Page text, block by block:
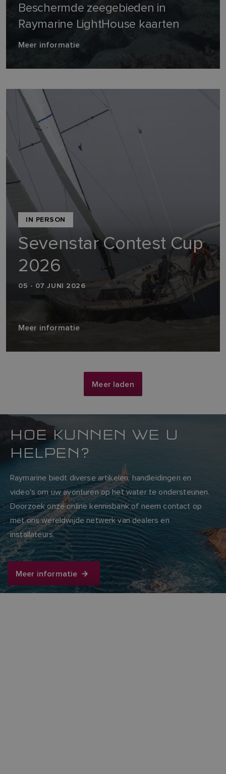
Beschermde zeegebieden in
Raymarine LightHouse kaarten
Meer informatie
IN PERSON
05 - 07 JUNI 2026
Sevenstar Contest Cup
2026
Meer informatie
Meer laden
HOE KUNNEN WE U
HELPEN?
Raymarine biedt diverse artikelen, handleidingen en
video's om uw avonturen op het water te ondersteunen.
Doorzoek onze online kennisbank of neem contact op
met ons wereldwijde netwerk van dealers en
installateurs.
Meer informatie